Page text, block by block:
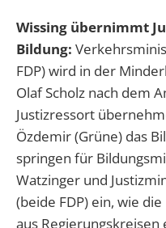
Wissing übernimmt
Bildung:
FDP) wird in der
Olaf Scholz nach dem
Justizressort
Özdemir (Grüne) das
springen für
Watzinger und
(beide FDP) ein, wie
aus